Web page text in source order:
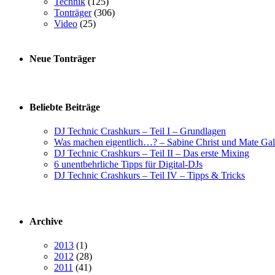
Tonträger(306)
Video (25)
Neue Tonträger
Beliebte Beiträge
DJ Technic Crashkurs – Teil I – Grundlagen
Was machen eigentlich…? – Sabine Christ und Mate
DJ Technic Crashkurs – Teil II – Das erste Mixing
6 unentbehrliche Tipps für Digital-DJs
DJ Technic Crashkurs – Teil IV – Tipps & Tricks
Archive
2013 (1)
2012 (28)
2011 (41)